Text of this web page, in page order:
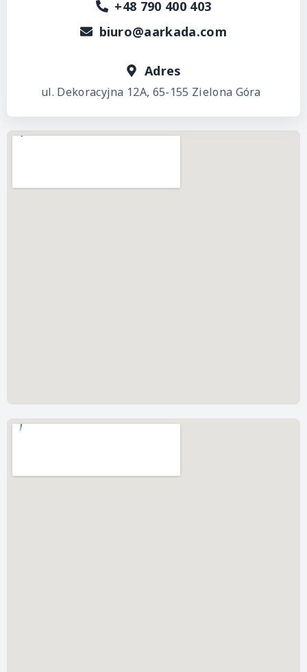
+48 790 400 403
biuro@aarkada.com
Adres
ul. Dekoracyjna 12A, 65-155 Zielona Góra